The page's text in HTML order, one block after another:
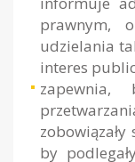
prawnym,
udzielania
interes
by